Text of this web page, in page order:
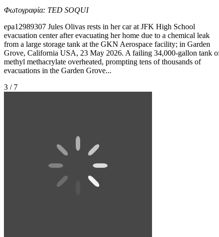
Φωτογραφία: TED SOQUI
epa12989307 Jules Olivas rests in her car at JFK High School
evacuation center after evacuating her home due to a chemical leak
from a large storage tank at the GKN Aerospace facility; in Garden
Grove, California USA, 23 May 2026. A failing 34,000-gallon tank
methyl methacrylate overheated, prompting tens of thousands of
evacuations in the Garden Grove...
3 / 7